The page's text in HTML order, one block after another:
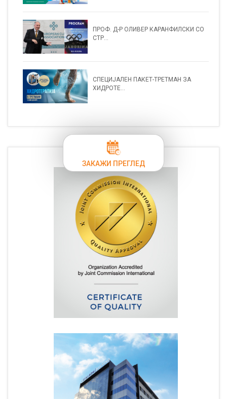
ПРОФ. Д-Р ОЛИВЕР КАРАНФИЛСКИ СО
СТР...
СПЕЦИЈАЛЕН ПАКЕТ-ТРЕТМАН ЗА
ХИДРОТЕ...
ЗАКАЖИ ПРЕГЛЕД